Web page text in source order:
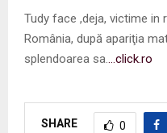
Tudy face ,deja, victime in
România, după apariţia
splendoarea sa.
…click.ro
SHARE 0